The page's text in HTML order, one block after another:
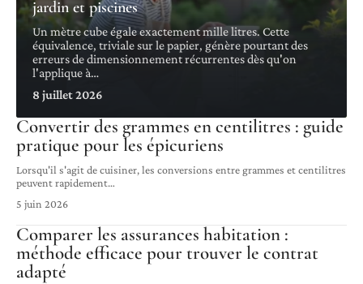
jardin et piscines
Un mètre cube égale exactement mille litres. Cette
équivalence, triviale sur le papier, génère pourtant des
erreurs de dimensionnement récurrentes dès qu'on
l'applique à…
8 juillet 2026
Convertir des grammes en centilitres : guide
pratique pour les épicuriens
Lorsqu'il s'agit de cuisiner, les conversions entre grammes et centilitres
peuvent rapidement…
5 juin 2026
Comparer les assurances habitation :
méthode efficace pour trouver le contrat
adapté